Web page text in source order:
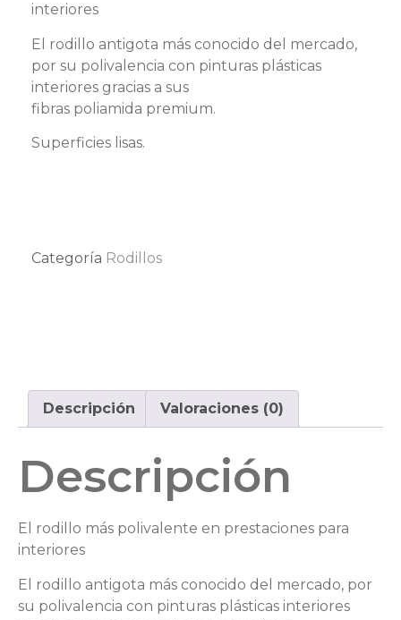
interiores
El rodillo antigota más conocido del mercado,
por su polivalencia con pinturas plásticas
interiores gracias a sus
fibras poliamida premium.
Superficies lisas.
Categoría Rodillos
Descripción Valoraciones (0)
Descripción
El rodillo más polivalente en prestaciones para
interiores
El rodillo antigota más conocido del mercado, por
su polivalencia con pinturas plásticas interiores